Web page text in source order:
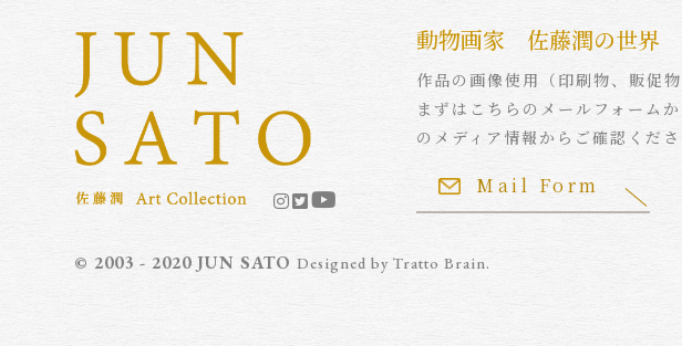
動物画家 佐藤潤の世界
作品の画像使用（印刷物、販促
まずはこちらのメールフォーム
のメディア情報からご確認くださ
Mail Form
© 2003 - 2020 JUN SATODesigned byTratto Brain.